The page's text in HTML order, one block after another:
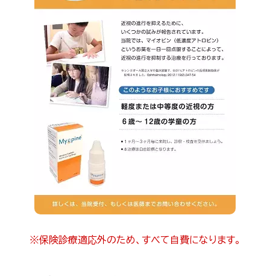
※保険診療適応外のため、すべて自費になります。